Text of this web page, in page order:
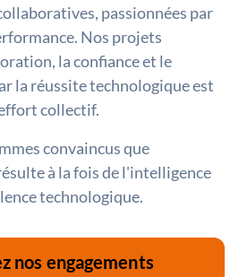
passionnées par
Nos projets
la confiance et le
la réussite technologique est
collectif.
convaincus que
à la fois de l'intelligence
technologique.
nos engagements